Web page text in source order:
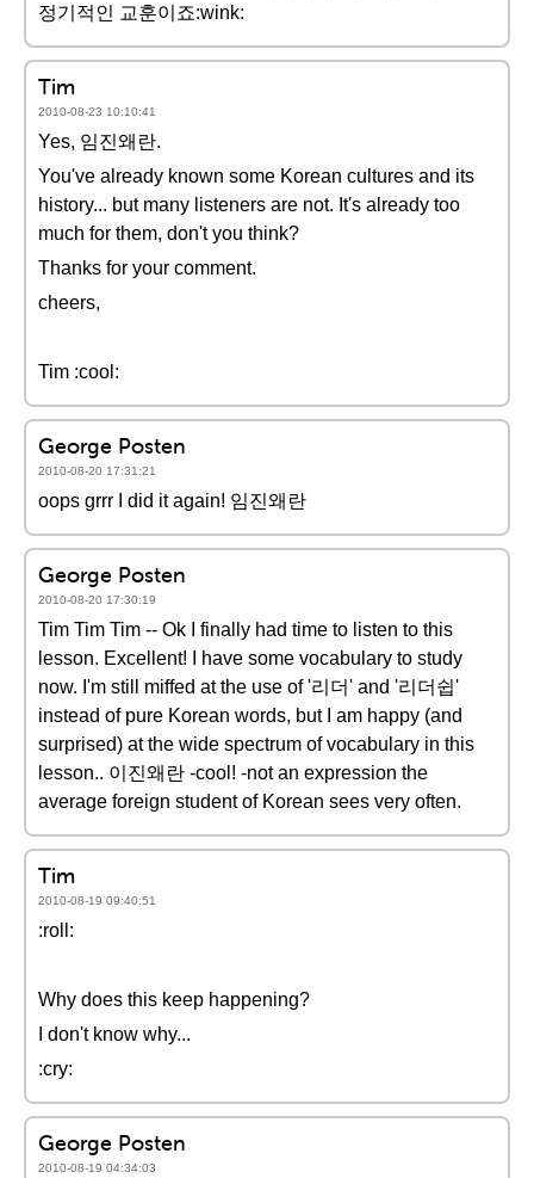
정기적인 교훈이죠:wink:
Tim
2010-08-23 10:10:41
Yes, 임진왜란.
You've already known some Korean cultures and its
history... but many listeners are not. It's already too
much for them, don't you think?
Thanks for your comment.
cheers,
Tim :cool:
George Posten
2010-08-20 17:31:21
oops grrr I did it again! 임진왜란
George Posten
2010-08-20 17:30:19
Tim Tim Tim -- Ok I finally had time to listen to this
lesson. Excellent! I have some vocabulary to study
now. I'm still miffed at the use of '리더' and '리더쉽'
instead of pure Korean words, but I am happy (and
surprised) at the wide spectrum of vocabulary in this
lesson.. 이진왜란 -cool! -not an expression the
average foreign student of Korean sees very often.
Tim
2010-08-19 09:40:51
:roll:
Why does this keep happening?
I don't know why...
:cry:
George Posten
2010-08-19 04:34:03